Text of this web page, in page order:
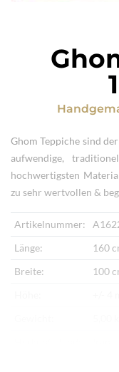
Ghom Teppiche sind
aufwendige,
hochwertigsten
zu sehr wertvollen &
Artikelnummer:
Länge:
160
Breite:
100